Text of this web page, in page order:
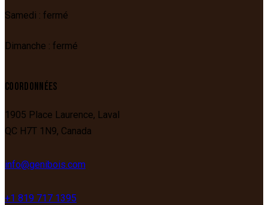
Samedi : fermé
Dimanche : fermé
COORDONNÉES
1905 Place Laurence, Laval
QC H7T 1N9, Canada
info@genibois.com
+1 819 717 1395